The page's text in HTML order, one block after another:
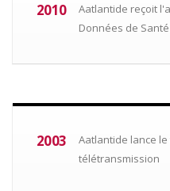
2010
Aatlantide reçoit
Données de
2003
Aatlantide lance
télétransmission